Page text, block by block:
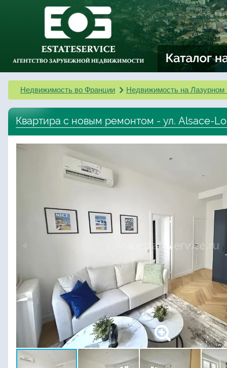
Недвижимость во Франции Недвижимость на Лазурном
Квартира с новым ремонтом - ул. Alsace-